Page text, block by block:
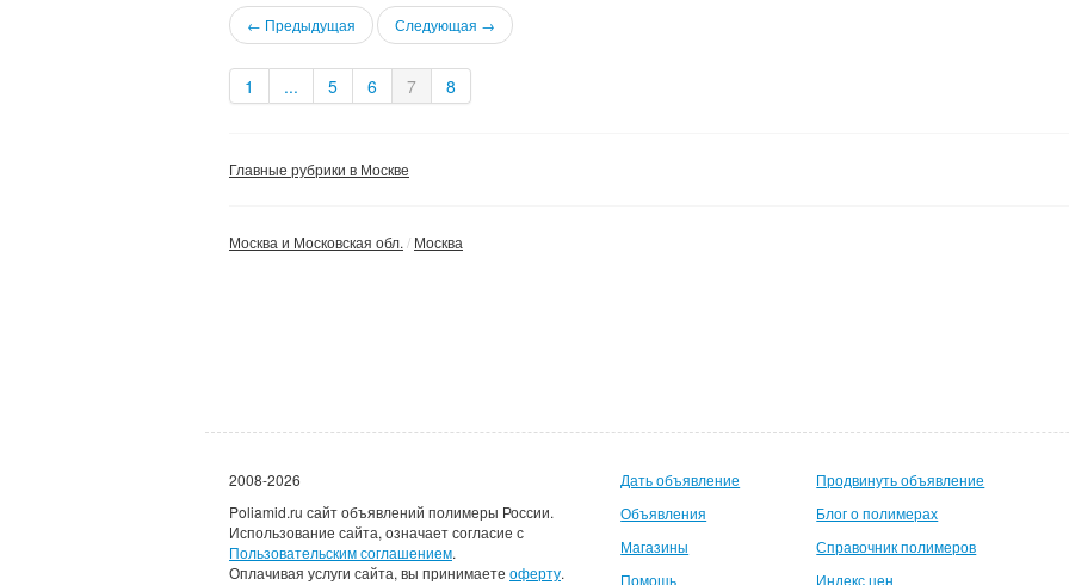
← Предыдущая Следующая →
1 ... 5 6 7 8
Главные рубрики в Москве
Москва и Московская обл. Москва
2008-2026
Poliamid.ru сайт объявлений полимеры России.
Использование сайта, означает согласие с
Пользовательским соглашением.
Оплачивая услуги сайта, вы принимаете оферту.
Дать объявление
Объявления
Магазины
Помощь
Продвинуть объявление
Блог о полимерах
Справочник полимеров
Индекс цен